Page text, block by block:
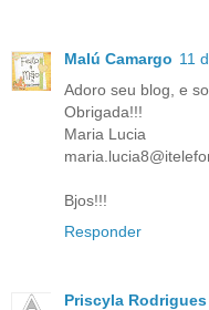
Malú Camargo 11
Adoro seu blog, e
Obrigada!!!
Maria Lucia
Bjos!!!
Responder
Priscyla Rodrigues